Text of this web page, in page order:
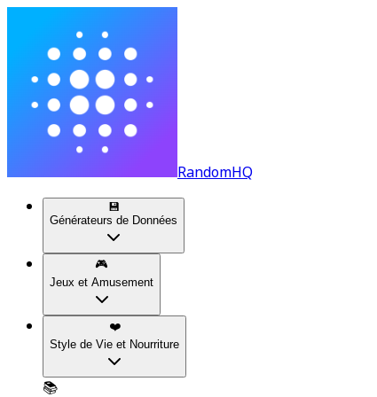
RandomHQ
💾
Générateurs de Données
🎮
Jeux et Amusement
❤️
Style de Vie et Nourriture
📚